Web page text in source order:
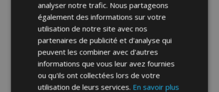
Déflecteurs d'air HEKO pour CHEVROLET
arrière, 4 pièces
53,95 €
Ajouter Au Panier
analyser notre trafic. Nous partageons
également des informations sur votre
utilisation de notre site avec nos
partenaires de publicité et d'analyse qui
peuvent les combiner avec d'autres
informations que vous leur avez fournies
ou qu'ils ont collectées lors de votre
utilisation de leurs services. En savoir plus